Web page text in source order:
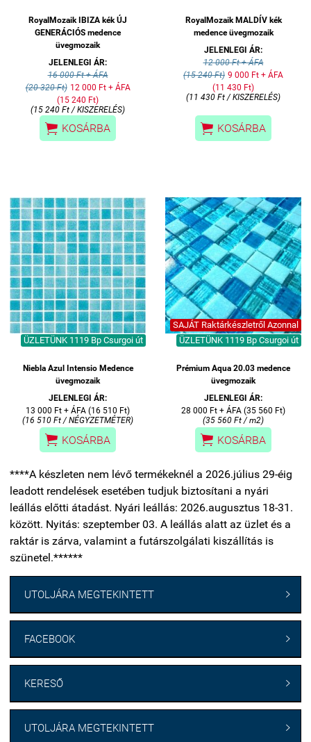
RoyalMozaik IBIZA kék ÚJ
GENERÁCIÓS medence
üvegmozaik
JELENLEGI ÁR:
16 000 Ft + ÁFA
(20 320 Ft) 12 000 Ft + ÁFA
(15 240 Ft)
(15 240 Ft / KISZERELÉS)
 KOSÁRBA
RoyalMozaik MALDÍV kék
medence üvegmozaik
JELENLEGI ÁR:
12 000 Ft + ÁFA
(15 240 Ft) 9 000 Ft + ÁFA
(11 430 Ft)
(11 430 Ft / KISZERELÉS)
 KOSÁRBA
ÜZLETÜNK 1119 Bp Csurgoi út
Niebla Azul Intensio Medence
üvegmozaik
JELENLEGI ÁR:
13 000 Ft + ÁFA (16 510 Ft)
(16 510 Ft / NÉGYZETMÉTER)
 KOSÁRBA
SAJÁT Raktárkészletről Azonnal
ÜZLETÜNK 1119 Bp Csurgoi út
Prémium Aqua 20.03 medence
üvegmozaik
JELENLEGI ÁR:
28 000 Ft + ÁFA (35 560 Ft)
(35 560 Ft / m2)
 KOSÁRBA
****A készleten nem lévő termékeknél a 2026.július 29-éig
leadott rendelések esetében tudjuk biztosítani a nyári
leállás előtti átadást. Nyári leállás: 2026.augusztus 18-31.
között. Nyitás: szeptember 03. A leállás alatt az üzlet és a
raktár is zárva, valamint a futárszolgálati kiszállítás is
szünetel.******
UTOLJÁRA MEGTEKINTETT 
FACEBOOK 
KERESŐ 
UTOLJÁRA MEGTEKINTETT 